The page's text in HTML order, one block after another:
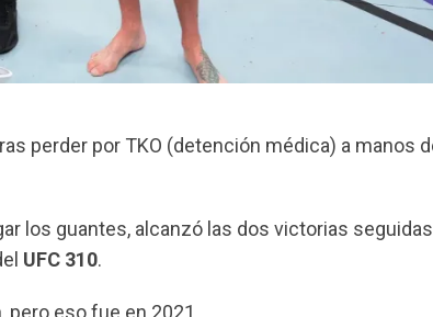
perder por TKO (detención médica) a manos
los guantes, alcanzó las dos victorias seguidas
UFC 310.
pero eso fue en 2021.